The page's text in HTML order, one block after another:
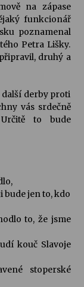
Quijotova
Rufus Miller
na zápase
funkcionář
poznamenal
Petra Lišky.
druhý a
další derby proti
vás srdečně
to bude
bude jen to, kdo
to, že jsme
kouč Slavoje
stoperské